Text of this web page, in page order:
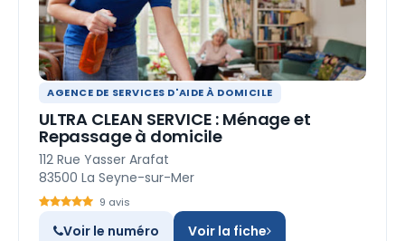
AGENCE DE SERVICES D'AIDE À DOMICILE
ULTRA CLEAN SERVICE : Ménage et
Repassage à domicile
112 Rue Yasser Arafat
83500 La Seyne-sur-Mer
9 avis
Voir le numéro Voir la fiche